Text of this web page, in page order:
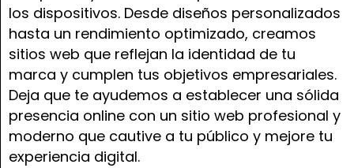
los dispositivos. Desde diseños personalizados
hasta un rendimiento optimizado, creamos
sitios web que reflejan la identidad de tu
marca y cumplen tus objetivos empresariales.
Deja que te ayudemos a establecer una sólida
presencia online con un sitio web profesional y
moderno que cautive a tu público y mejore tu
experiencia digital.